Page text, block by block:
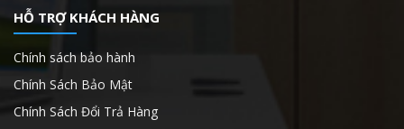
HỖ TRỢ KHÁCH HÀNG
Chính sách bảo hành
Chính Sách Bảo Mật
Chính Sách Đổi Trả Hàng